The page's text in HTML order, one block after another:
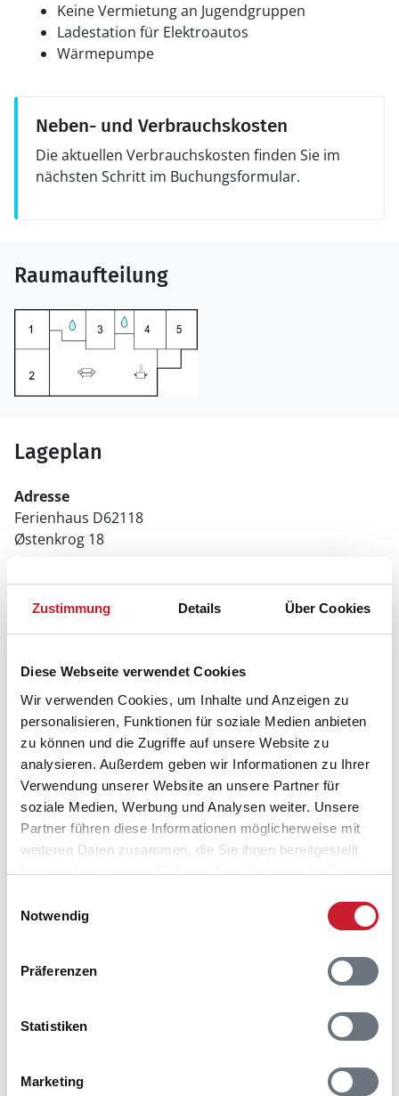
Zustimmung Details Über Cookies
Diese Webseite verwendet Cookies
Wir verwenden Cookies, um Inhalte und Anzeigen zu
personalisieren, Funktionen für soziale Medien anbieten
zu können und die Zugriffe auf unsere Website zu
analysieren. Außerdem geben wir Informationen zu Ihrer
Verwendung unserer Website an unsere Partner für
soziale Medien, Werbung und Analysen weiter. Unsere
Partner führen diese Informationen möglicherweise mit
weiteren Daten zusammen, die Sie ihnen bereitgestellt
haben oder die sie im Rahmen Ihrer Nutzung der Dienste
Notwendig
Präferenzen
Statistiken
Marketing
Keine Vermietung an Jugendgruppen
Ladestation für Elektroautos
Wärmepumpe
Neben- und Verbrauchskosten
Die aktuellen Verbrauchskosten finden Sie im
nächsten Schritt im Buchungsformular.
Raumaufteilung
Lageplan
Adresse
Ferienhaus D62118
Østenkrog 18
9560 Hadsund
Belegungskalender
Anzahl Reisende auswählen
Sie bekommen Verfügbarkeit und Preis angezeigt